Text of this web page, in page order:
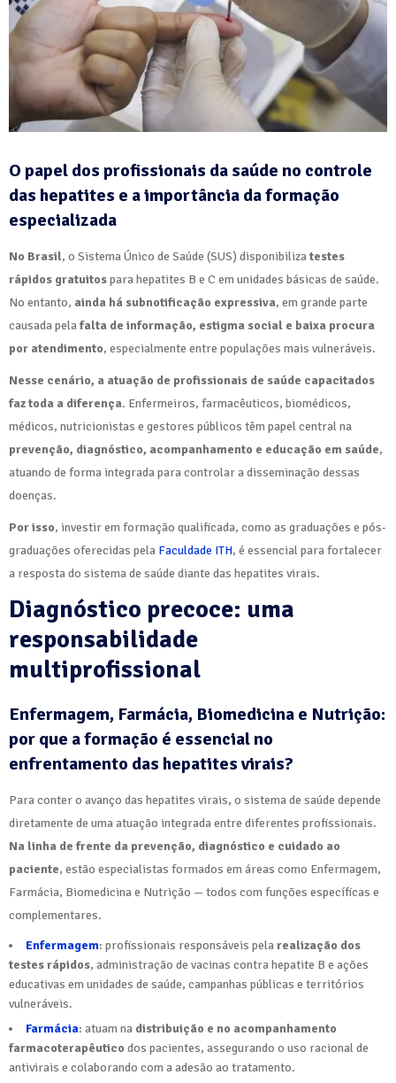
O papel dos profissionais da saúde no controle
das hepatites e a importância da formação
especializada
No Brasil, o Sistema Único de Saúde (SUS) disponibilizatestes
rápidos gratuitospara hepatites B e C em unidades básicas de saúde.
No entanto, ainda há subnotificação expressiva, em grande parte
causada pelafalta de informação, estigma social e baixa procura
por atendimento, especialmente entre populações mais vulneráveis.
Nesse cenário, a atuação de profissionais de saúde capacitados
faz toda a diferença. Enfermeiros, farmacêuticos, biomédicos,
médicos, nutricionistas e gestores públicos têm papel central na
prevenção, diagnóstico, acompanhamento e educação em saúde,
atuando de forma integrada para controlar a disseminação dessas
doenças.
Por isso, investir em formação qualificada, como as graduações e pós-
graduações oferecidas pela Faculdade ITH, é essencial para fortalecer
a resposta do sistema de saúde diante das hepatites virais.
Diagnóstico precoce: uma
responsabilidade
multiprofissional
Enfermagem, Farmácia, Biomedicina e Nutrição:
por que a formação é essencial no
enfrentamento das hepatites virais?
Para conter o avanço das hepatites virais, o sistema de saúde depende
diretamente de uma atuação integrada entre diferentes profissionais.
Na linha de frente da prevenção, diagnóstico e cuidado ao
paciente, estão especialistas formados em áreas como Enfermagem,
Farmácia, Biomedicina e Nutrição — todos com funções específicas e
complementares.
Enfermagem: profissionais responsáveis pelarealização dos
testes rápidos, administração de vacinas contra hepatite B e ações
educativas em unidades de saúde, campanhas públicas e territórios
vulneráveis.
Farmácia: atuam na distribuição e no acompanhamento
farmacoterapêutico dos pacientes, assegurando o uso racional de
antivirais e colaborando com a adesão ao tratamento.